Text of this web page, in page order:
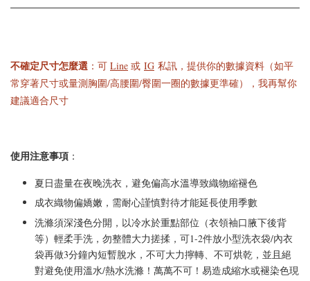
不確定尺寸怎麼選 ：可 Line 或 IG 私訊，提供你的數據資料（如平
常穿著尺寸或量測胸圍/高腰圍/臀圍一圈的數據更準確），我再幫你
建議適合尺寸
使用注意事項 ：
夏日盡量在夜晚洗衣，避免偏高水溫導致織物縮褪色
成衣織物偏嬌嫩，需耐心謹慎對待才能延長使用季數
洗滌須深淺色分開，以冷水於重點部位（衣領袖口腋下後背
等）輕柔手洗，勿整體大力搓揉，可1-2件放小型洗衣袋/內衣
袋再做3分鐘內短暫脫水，不可大力擰轉、不可烘乾，並且絕
對避免使用溫水/熱水洗滌！萬萬不可！易造成縮水或褪染色現